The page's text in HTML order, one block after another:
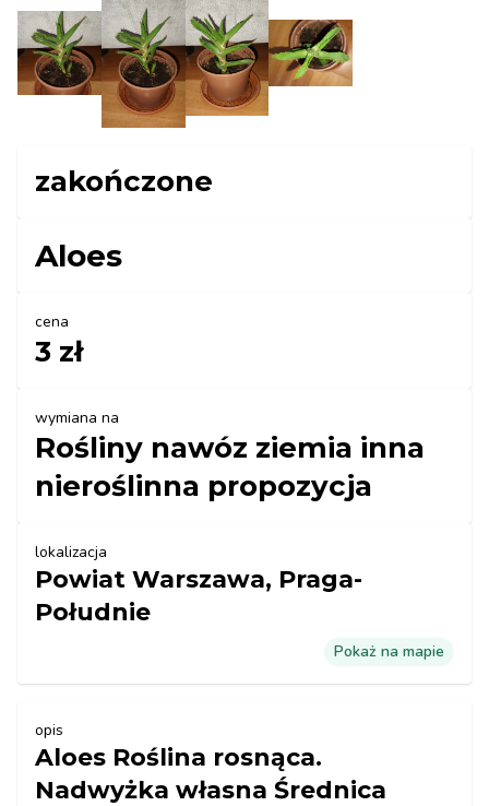
zakończone
Aloes
cena
3 zł
wymiana na
Rośliny nawóz ziemia inna
nieroślinna propozycja
lokalizacja
Powiat Warszawa, Praga-
Południe
Pokaż na mapie
opis
Aloes Roślina rosnąca.
Nadwyżka własna Średnica